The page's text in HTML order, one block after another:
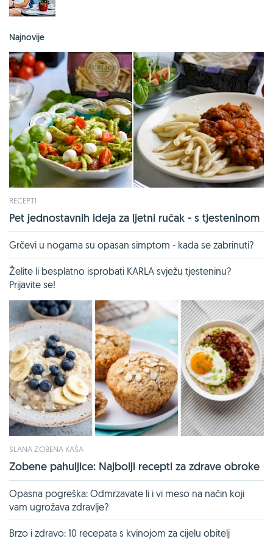
Najnovije
RECEPTI
Pet jednostavnih ideja za ljetni ručak - s tjesteninom
Grčevi u nogama su opasan simptom - kada se zabrinuti?
Želite li besplatno isprobati KARLA svježu tjesteninu?
Prijavite se!
SLANA ZOBENA KAŠA
Zobene pahuljice: Najbolji recepti za zdrave obroke
Opasna pogreška: Odmrzavate li i vi meso na način koji
vam ugrožava zdravlje?
Brzo i zdravo: 10 recepata s kvinojom za cijelu obitelj